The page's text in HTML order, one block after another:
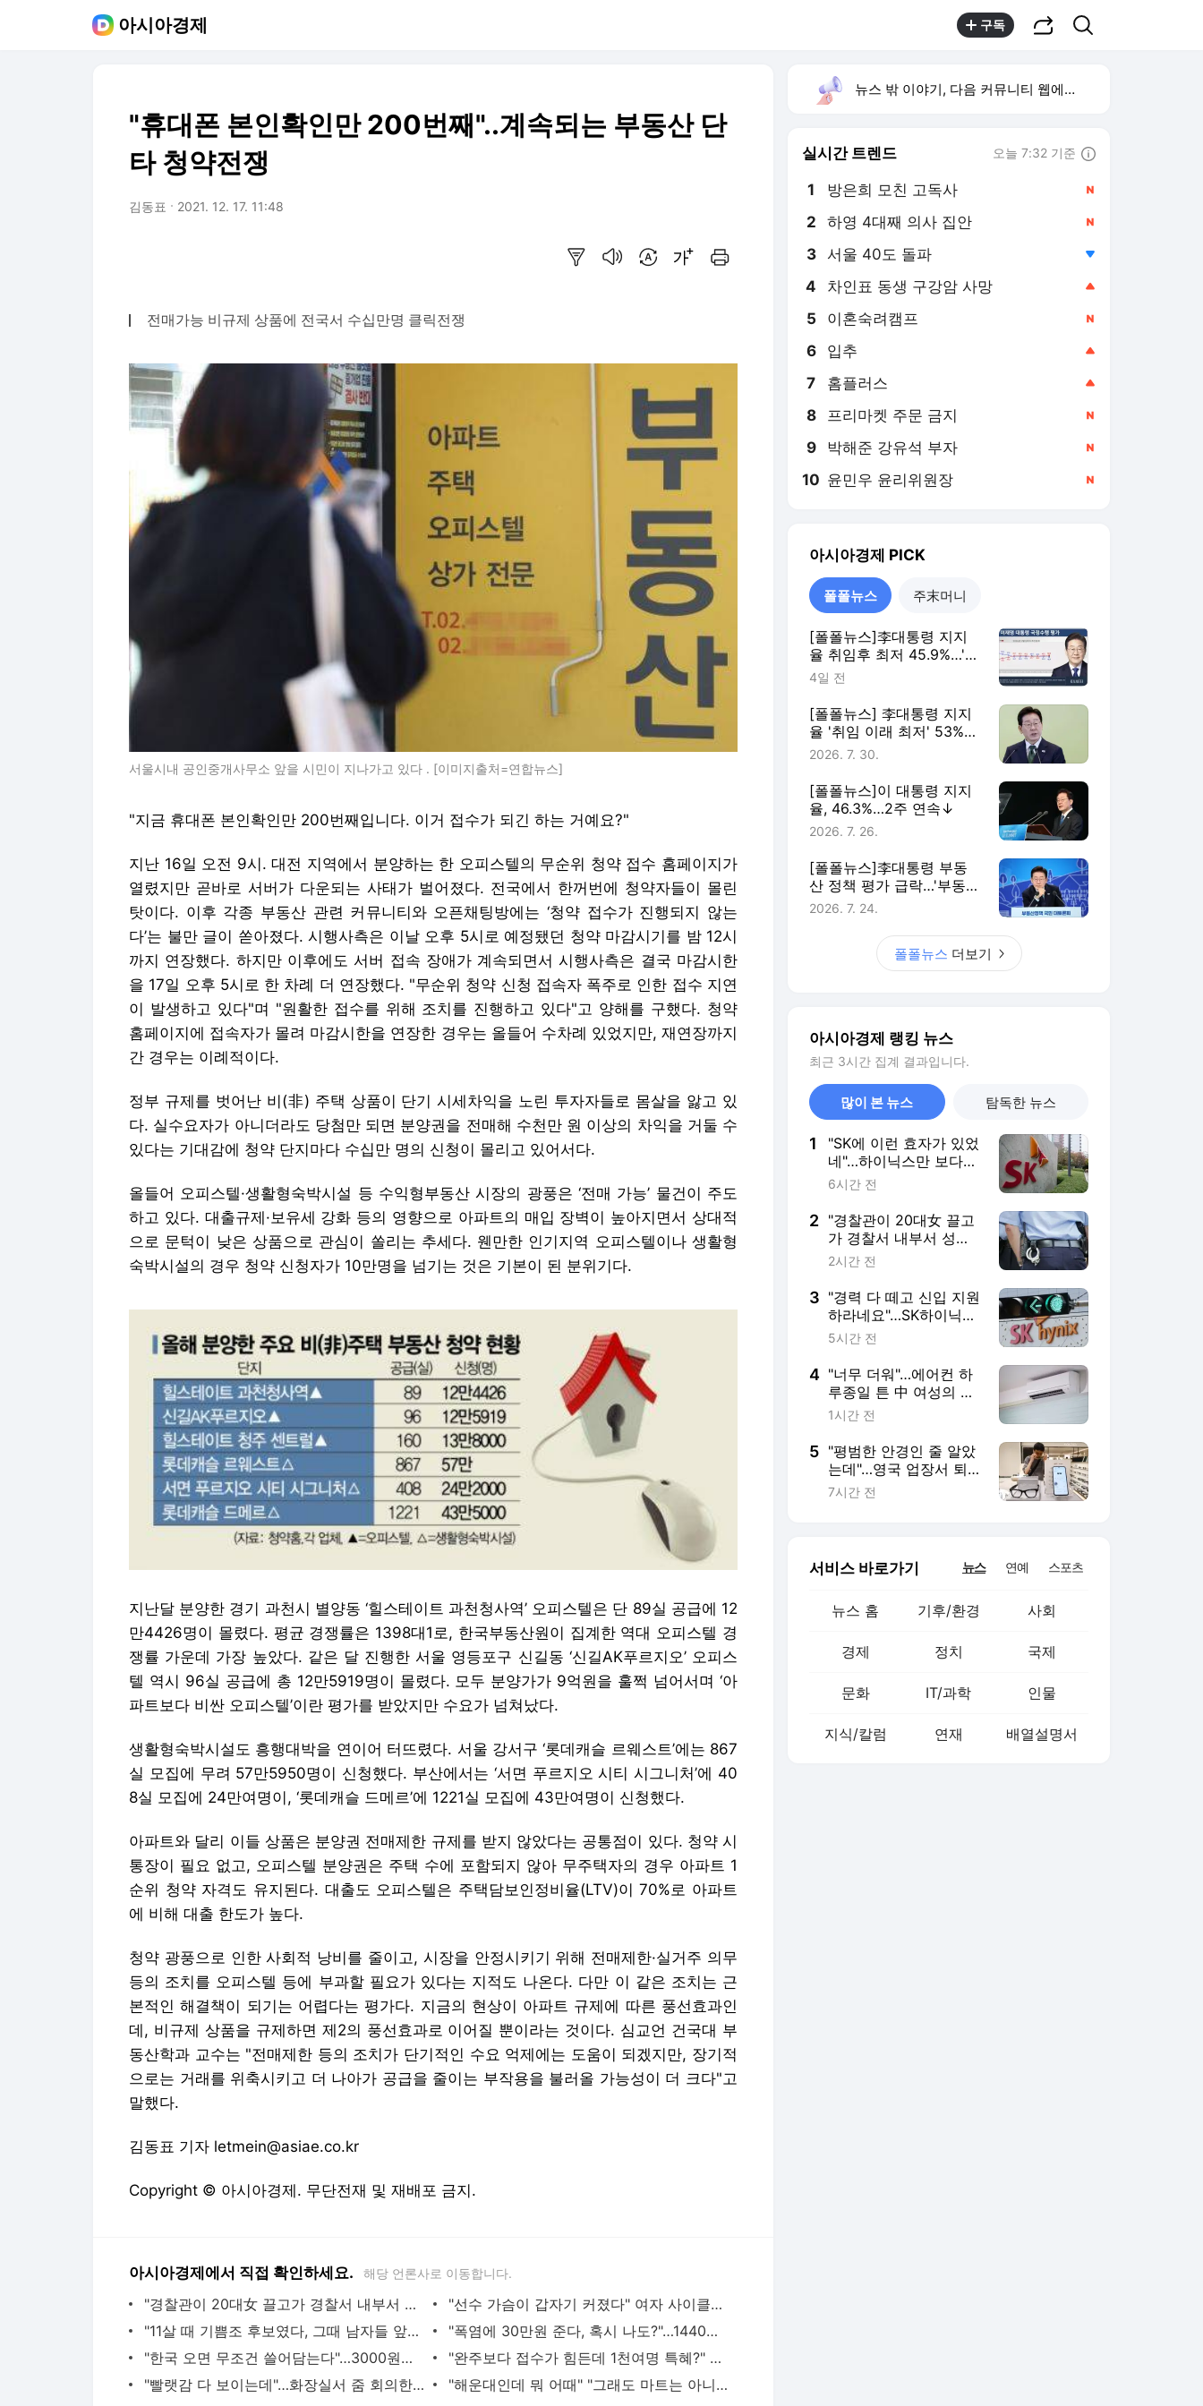
아시아경제 구독
"휴대폰 본인확인만 200번째"..계속되는 부동산 단
타 청약전쟁
김동표 2021. 12. 17. 11:48
전매가능 비규제 상품에 전국서 수십만명 클릭전쟁
서울시내 공인중개사무소 앞을 시민이 지나가고 있다 . [이미지출처=연합뉴스]
"지금 휴대폰 본인확인만 200번째입니다. 이거 접수가 되긴 하는 거예요?"
지난 16일 오전 9시. 대전 지역에서 분양하는 한 오피스텔의 무순위 청약 접수 홈페이지가
열렸지만 곧바로 서버가 다운되는 사태가 벌어졌다. 전국에서 한꺼번에 청약자들이 몰린
탓이다. 이후 각종 부동산 관련 커뮤니티와 오픈채팅방에는 ‘청약 접수가 진행되지 않는
다’는 불만 글이 쏟아졌다. 시행사측은 이날 오후 5시로 예정됐던 청약 마감시기를 밤 12시
까지 연장했다. 하지만 이후에도 서버 접속 장애가 계속되면서 시행사측은 결국 마감시한
을 17일 오후 5시로 한 차례 더 연장했다. "무순위 청약 신청 접속자 폭주로 인한 접수 지연
이 발생하고 있다"며 "원활한 접수를 위해 조치를 진행하고 있다"고 양해를 구했다. 청약
홈페이지에 접속자가 몰려 마감시한을 연장한 경우는 올들어 수차례 있었지만, 재연장까지
간 경우는 이례적이다.
정부 규제를 벗어난 비(非) 주택 상품이 단기 시세차익을 노린 투자자들로 몸살을 앓고 있
다. 실수요자가 아니더라도 당첨만 되면 분양권을 전매해 수천만 원 이상의 차익을 거둘 수
있다는 기대감에 청약 단지마다 수십만 명의 신청이 몰리고 있어서다.
올들어 오피스텔·생활형숙박시설 등 수익형부동산 시장의 광풍은 ‘전매 가능’ 물건이 주도
하고 있다. 대출규제·보유세 강화 등의 영향으로 아파트의 매입 장벽이 높아지면서 상대적
으로 문턱이 낮은 상품으로 관심이 쏠리는 추세다. 웬만한 인기지역 오피스텔이나 생활형
숙박시설의 경우 청약 신청자가 10만명을 넘기는 것은 기본이 된 분위기다.
지난달 분양한 경기 과천시 별양동 ‘힐스테이트 과천청사역’ 오피스텔은 단 89실 공급에 12
만4426명이 몰렸다. 평균 경쟁률은 1398대1로, 한국부동산원이 집계한 역대 오피스텔 경
쟁률 가운데 가장 높았다. 같은 달 진행한 서울 영등포구 신길동 ‘신길AK푸르지오’ 오피스
텔 역시 96실 공급에 총 12만5919명이 몰렸다. 모두 분양가가 9억원을 훌쩍 넘어서며 ‘아
파트보다 비싼 오피스텔’이란 평가를 받았지만 수요가 넘쳐났다.
생활형숙박시설도 흥행대박을 연이어 터뜨렸다. 서울 강서구 ‘롯데캐슬 르웨스트’에는 867
실 모집에 무려 57만5950명이 신청했다. 부산에서는 ‘서면 푸르지오 시티 시그니처’에 40
8실 모집에 24만여명이, ‘롯데캐슬 드메르’에 1221실 모집에 43만여명이 신청했다.
아파트와 달리 이들 상품은 분양권 전매제한 규제를 받지 않았다는 공통점이 있다. 청약 시
통장이 필요 없고, 오피스텔 분양권은 주택 수에 포함되지 않아 무주택자의 경우 아파트 1
순위 청약 자격도 유지된다. 대출도 오피스텔은 주택담보인정비율(LTV)이 70%로 아파트
에 비해 대출 한도가 높다.
청약 광풍으로 인한 사회적 낭비를 줄이고, 시장을 안정시키기 위해 전매제한·실거주 의무
등의 조치를 오피스텔 등에 부과할 필요가 있다는 지적도 나온다. 다만 이 같은 조치는 근
본적인 해결책이 되기는 어렵다는 평가다. 지금의 현상이 아파트 규제에 따른 풍선효과인
데, 비규제 상품을 규제하면 제2의 풍선효과로 이어질 뿐이라는 것이다. 심교언 건국대 부
동산학과 교수는 "전매제한 등의 조치가 단기적인 수요 억제에는 도움이 되겠지만, 장기적
으로는 거래를 위축시키고 더 나아가 공급을 줄이는 부작용을 불러올 가능성이 더 크다"고
말했다.
김동표 기자 letmein@asiae.co.kr
Copyright © 아시아경제. 무단전재 및 재배포 금지.
아시아경제에서 직접 확인하세요. 해당 언론사로 이동합니다.
"경찰관이 20대女 끌고가 경찰서 내부서 성폭행"…직원 78명 직무정지까지, 파키스탄에 무슨 일이
"선수 가슴이 갑자기 커졌다" 여자 사이클서 제기된 '브라 패드' 의혹
"11살 때 기쁨조 후보였다, 그때 남자들 앞에서…" 탈북민 주장 충격
"폭염에 30만원 준다, 혹시 나도?"…1440만명 이미 가입된 '이 보험'
"한국 오면 무조건 쓸어담는다"…3000원짜리 뭐길래, 외국인 꼭 쟁여 간다는 가방
"완주보다 접수가 힘든데 1천여명 특혜?" 러너들 뿔나게 한 천안 이봉주 마라톤
"빨랫감 다 보이는데"…화장실서 줌 회의한 뉴질랜드 시의원 "문제없다"
"해운대인데 뭐 어때" "그래도 마트는 아니지" 점점 뜨거워지는 '비키니 논쟁'
뉴스 밖 이야기, 다음 커뮤니티 웹에서 보기
실시간 트렌드 오늘 7:32 기준
1 방은희 모친 고독사
2 하영 4대째 의사 집안
3 서울 40도 돌파
4 차인표 동생 구강암 사망
5 이혼숙려캠프
6 입추
7 홈플러스
8 프리마켓 주문 금지
9 박해준 강유석 부자
10 윤민우 윤리위원장
아시아경제 PICK
폴폴뉴스 주末머니
[폴폴뉴스]李대통령 지지
율 취임후 최저 45.9%…'부
정평가, 긍정평가 앞서'
4일 전
[폴폴뉴스] 李대통령 지지
율 '취임 이래 최저' 53%…
민주 40%·국힘 21%
2026. 7. 30.
[폴폴뉴스]이 대통령 지지
율, 46.3%…2주 연속↓
2026. 7. 26.
[폴폴뉴스]李대통령 부동
산 정책 평가 급락…'부동산
정책 잘한다' 3월 51%→ 7
2026. 7. 24.
폴폴뉴스 더보기
아시아경제 랭킹 뉴스
최근 3시간 집계 결과입니다.
많이 본 뉴스 탐독한 뉴스
1
"SK에 이런 효자가 있었
네"…하이닉스만 보다가
놓친 2분기 깜짝 실적 1
6시간 전
2 "경찰관이 20대女 끌고
가 경찰서 내부서 성폭
행"…직원 78명 직무정
슨 일이
2시간 전
3 "경력 다 떼고 신입 지원
하라네요"…SK하이닉스
이직길 막힌 삼성맨들
5시간 전
4 "너무 더워"…에어컨 하
루종일 튼 中 여성의 최
후
1시간 전
5 "평범한 안경인 줄 알았
는데"…영국 업장서 퇴
출당하는 '스마트안경'
7시간 전
서비스 바로가기 뉴스 연예 스포츠
뉴스 홈 기후/환경 사회
경제 정치 국제
문화 IT/과학 인물
지식/칼럼 연재 배열설명서